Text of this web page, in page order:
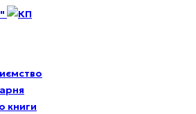
книги